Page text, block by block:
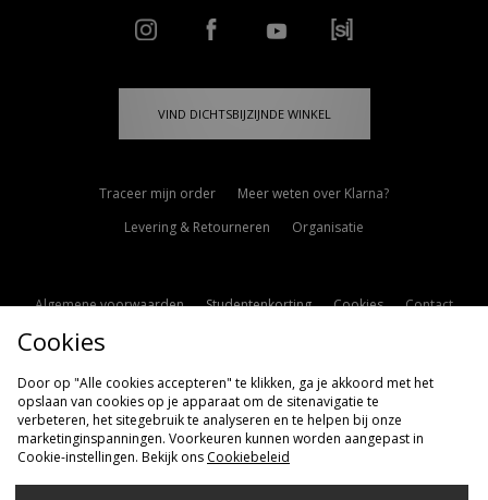
VIND DICHTSBIJZIJNDE WINKEL
Traceer mijn order
Meer weten over Klarna?
Levering & Retourneren
Organisatie
Algemene voorwaarden Studentenkorting Cookies
Contact
Cookie Instellingen
Verzenden Naar
Cookies
Door op "Alle cookies accepteren" te klikken, ga je akkoord met het
opslaan van cookies op je apparaat om de sitenavigatie te
verbeteren, het sitegebruik te analyseren en te helpen bij onze
marketinginspanningen. Voorkeuren kunnen worden aangepast in
Cookie-instellingen. Bekijk ons Cookiebeleid